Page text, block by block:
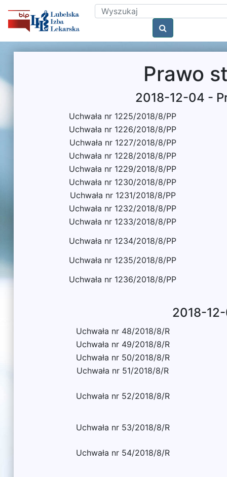
Prawo
2018-12-04 -
Uchwała nr 1225/2018/8/PP
Uchwała nr 1226/2018/8/PP
Uchwała nr 1227/2018/8/PP
Uchwała nr 1228/2018/8/PP
Uchwała nr 1229/2018/8/PP
Uchwała nr 1230/2018/8/PP
Uchwała nr 1231/2018/8/PP
Uchwała nr 1232/2018/8/PP
Uchwała nr 1233/2018/8/PP
Uchwała nr 1234/2018/8/PP
Uchwała nr 1235/2018/8/PP
Uchwała nr 1236/2018/8/PP
2018-
Uchwała nr 48/2018/8/R
Uchwała nr 49/2018/8/R
Uchwała nr 50/2018/8/R
Uchwała nr 51/2018/8/R
Uchwała nr 52/2018/8/R
Uchwała nr 53/2018/8/R
Uchwała nr 54/2018/8/R